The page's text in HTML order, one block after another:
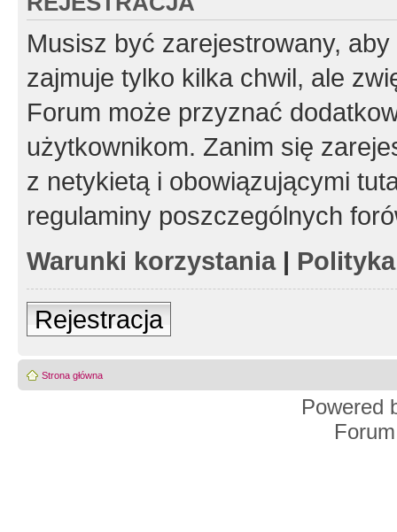
Musisz być zarejestrowany,
zajmuje tylko kilka chwil, ale
Forum może przyznać
użytkownikom. Zanim się
z netykietą i obowiązującymi
regulaminy poszczególnych
Warunki korzystania|
Rejestracja
Strona główna
Powered